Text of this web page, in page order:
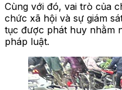
Cùng với đó, vai trò của
chức xã hội và sự giám
tục được phát huy nhằm
pháp luật.